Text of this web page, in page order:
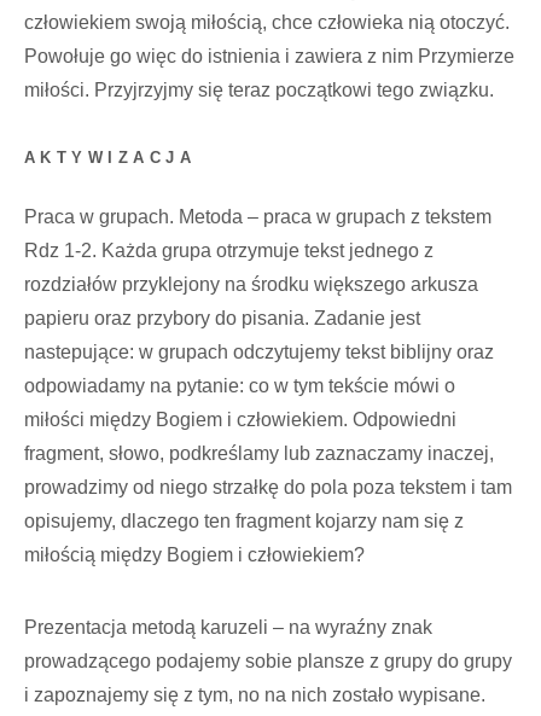
człowiekiem swoją miłością, chce człowieka nią otoczyć.
Powołuje go więc do istnienia i zawiera z nim Przymierze
miłości. Przyjrzyjmy się teraz początkowi tego związku.
AKTYWIZACJA
Praca w grupach. Metoda – praca w grupach z tekstem
Rdz 1-2. Każda grupa otrzymuje tekst jednego z
rozdziałów przyklejony na środku większego arkusza
papieru oraz przybory do pisania. Zadanie jest
nastepujące: w grupach odczytujemy tekst biblijny oraz
odpowiadamy na pytanie: co w tym tekście mówi o
miłości między Bogiem i człowiekiem. Odpowiedni
fragment, słowo, podkreślamy lub zaznaczamy inaczej,
prowadzimy od niego strzałkę do pola poza tekstem i tam
opisujemy, dlaczego ten fragment kojarzy nam się z
miłością między Bogiem i człowiekiem?
Prezentacja metodą karuzeli – na wyraźny znak
prowadzącego podajemy sobie plansze z grupy do grupy
i zapoznajemy się z tym, no na nich zostało wypisane.